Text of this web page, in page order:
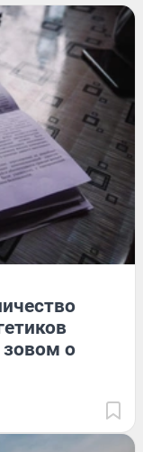
зовом о